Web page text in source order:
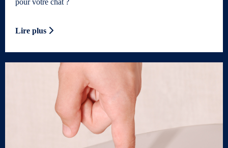
pour votre chat ?
Lire plus